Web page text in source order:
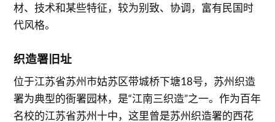
材、技术和某些特征，较为别致、协调，富有民国时
代风格。
织造署旧址
位于江苏省苏州市姑苏区带城桥下塘18号，苏州织造
署为典型的衙署园林，是“江南三织造”之一。作为百年
名校的江苏省苏州十中，这里曾是苏州织造署的西花